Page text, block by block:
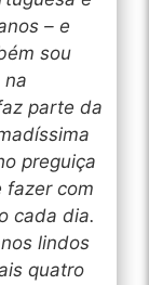
– e
sou
na
parte da
preguiça
fazer com
cada dia.
lindos
quatro